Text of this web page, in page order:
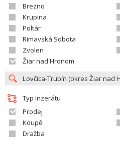
Brezno
Krupina
Poltár
Rimavská Sobota
Zvolen
Žiar nad Hronom
Typ inzerátu
Prodej
Koupě
Dražba